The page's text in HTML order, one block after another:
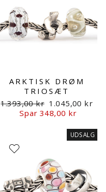
ARKTISK DRØM
TRIOSÆT
Normalpris
1.393,00 kr Udsalgspris
1.045,00 kr
Spar 348,00 kr
UDSALG